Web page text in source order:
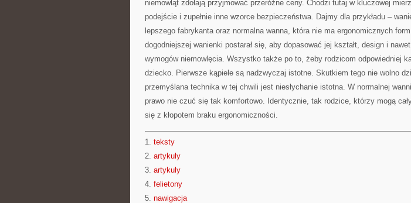
niemowląt zdołają przyjmować przeróżne ceny. Chodzi tutaj w kluczowej
podejście i zupełnie inne wzorce bezpieczeństwa. Dajmy dla przykładu –
lepszego fabrykanta oraz normalna wanna, która nie ma ergonomicznych
dogodniejszej wanienki postarał się, aby dopasować jej kształt, design i
wymogów niemowlęcia. Wszystko także po to, żeby rodzicom odpowiedniej
dziecko. Pierwsze kąpiele są nadzwyczaj istotne. Skutkiem tego nie wolno
przemyślana technika w tej chwili jest niesłychanie istotna. W normalnej
prawo nie czuć się tak komfortowo. Identycznie, tak rodzice, którzy mogą
się z kłopotem braku ergonomiczności.
1. teksty
2. artykuly
3. artykuly
4. felietony
5. nawigacja